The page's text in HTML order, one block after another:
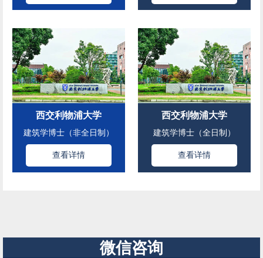
西交利物浦大学
建筑学博士（非全日制）
查看详情
西交利物浦大学
建筑学博士（全日制）
查看详情
微信咨询